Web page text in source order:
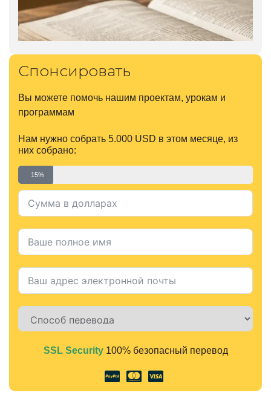
Спонсировать
Вы можете помочь нашим проектам, урокам и
программам
Нам нужно собрать 5.000 USD в этом месяце, из
них собрано:
15%
Alternative:
SSL Security100% безопасный перевод